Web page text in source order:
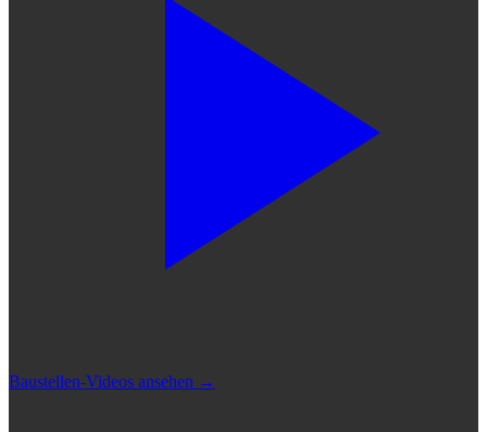
Baustellen-Videos ansehen →